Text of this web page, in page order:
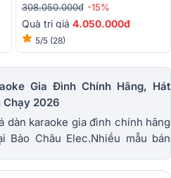
308.050.000đ -15%
Quà trị giá 4.050.000đ
5/5 (28)
Gia Đình Chính Hãng, Hát
Chạy 2026
dàn karaoke gia đình chính hãng
Bảo Châu Elec.Nhiều mẫu bán
JBL, BIK, RCF, Denon, Alto,
Philips Cao